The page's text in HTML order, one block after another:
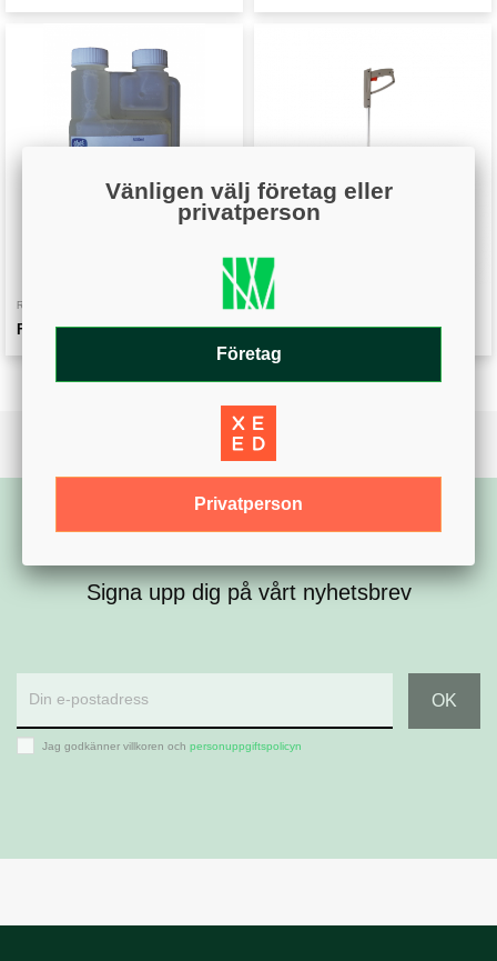
RESERVDELAR
Fleet Kombi Klean 500 ml
LINJERING
Sprayarm (Tracing sport)
Signa upp dig på vårt nyhetsbrev
Jag godkänner villkoren och personuppgiftspolicyn
Vänligen välj företag eller
privatperson
Företag
Privatperson